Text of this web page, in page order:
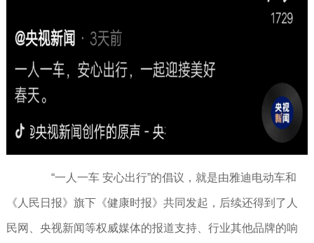
“一人一车 安心出行”的倡议，就是由雅迪电动车和
《人民日报》旗下《健康时报》共同发起，后续还得到了人
民网、央视新闻等权威媒体的报道支持、行业其他品牌的响